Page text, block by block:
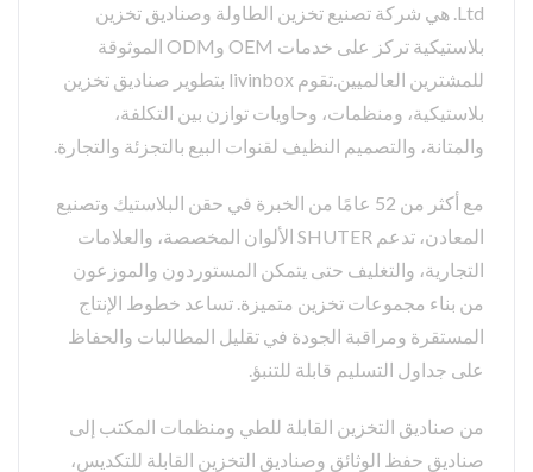
Ltd. هي شركة تصنيع تخزين الطاولة وصناديق تخزين
بلاستيكية تركز على خدمات OEM وODM الموثوقة
للمشترين العالميين.تقوم livinbox بتطوير صناديق تخزين
بلاستيكية، ومنظمات، وحاويات توازن بين التكلفة،
والمتانة، والتصميم النظيف لقنوات البيع بالتجزئة والتجارة.
مع أكثر من 52 عامًا من الخبرة في حقن البلاستيك وتصنيع
المعادن، تدعم SHUTER الألوان المخصصة، والعلامات
التجارية، والتغليف حتى يتمكن المستوردون والموزعون
من بناء مجموعات تخزين متميزة. تساعد خطوط الإنتاج
المستقرة ومراقبة الجودة في تقليل المطالبات والحفاظ
على جداول التسليم قابلة للتنبؤ.
من صناديق التخزين القابلة للطي ومنظمات المكتب إلى
صناديق حفظ الوثائق وصناديق التخزين القابلة للتكديس،